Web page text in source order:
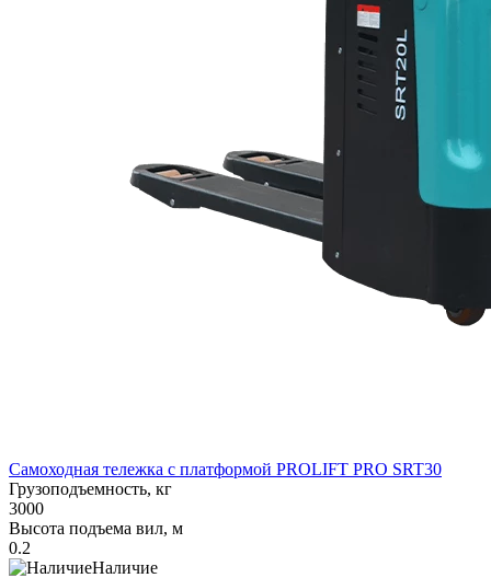
Самоходная тележка с платформой PROLIFT PRO SRT30
Грузоподъемность, кг
3000
Высота подъема вил, м
0.2
Наличие